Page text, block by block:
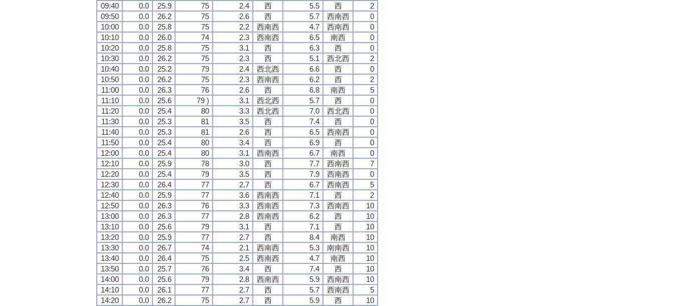
09:40
0.0 25.9 75 2.4 西 5.5 西
2
09:50
0.0 26.2 75 2.6 西 5.7 西南西
0
10:00
0.0 25.8 75 2.2 西南西 4.7 西南西
0
10:10
0.0 26.0 74 2.3 西南西 6.5 南西
0
10:20
0.0 25.8 75 3.1 西 6.3 西
0
10:30
0.0 26.2 75 2.3 西 5.1 西北西
2
10:40
0.0 25.2 79 2.4 西北西 6.6 西
0
10:50
0.0 26.2 75 2.3 西南西 6.2 西
2
11:00
0.0 26.3 76 2.6 西 6.8 南西
5
11:10
0.0 25.6 79 ) 3.1 西北西 5.7 西
0
11:20
0.0 25.4 80 3.3 西北西 7.0 西北西
0
11:30
0.0 25.3 81 3.5 西 7.4 西
0
11:40
0.0 25.3 81 2.6 西 6.5 西南西
0
11:50
0.0 25.4 80 3.4 西 6.9 西
0
12:00
0.0 25.4 80 3.1 西南西 6.7 南西
0
12:10
0.0 25.9 78 3.0 西 7.7 西南西
7
12:20
0.0 25.4 79 3.5 西 7.9 西南西
0
12:30
0.0 26.4 77 2.7 西 6.7 西南西
5
12:40
0.0 25.9 77 3.6 西南西 7.1 西
2
12:50
0.0 26.3 76 3.3 西南西 7.3 西南西
10
13:00
0.0 26.3 77 2.8 西南西 6.2 西
10
13:10
0.0 25.6 79 3.1 西 7.1 西
10
13:20
0.0 25.9 77 2.7 西 8.4 南西
10
13:30
0.0 26.7 74 2.1 西南西 5.3 南南西
10
13:40
0.0 26.4 75 2.5 西南西 4.7 南西
10
13:50
0.0 25.7 76 3.4 西 7.4 西
10
14:00
0.0 25.6 79 2.8 西南西 5.9 西南西
10
14:10
0.0 26.1 77 2.7 西 5.7 西南西
5
14:20
0.0 26.2 75 2.7 西 5.9 西
10